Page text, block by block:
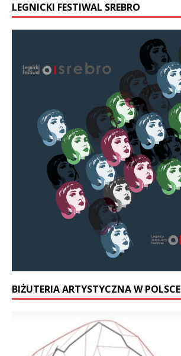
LEGNICKI FESTIWAL SREBRO
BIŻUTERIA ARTYSTYCZNA W POLSCE